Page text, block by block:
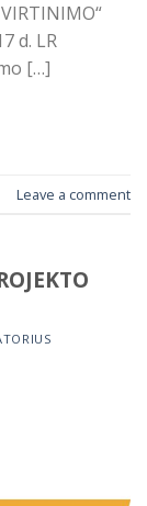
d. LR
[…]
Leave a comment